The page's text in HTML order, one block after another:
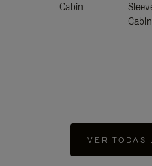
Cabin
Cabin
VER TODAS